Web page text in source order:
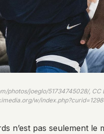
photos/joeglo/51734745028/, CC
w/
n’est pas seulement le